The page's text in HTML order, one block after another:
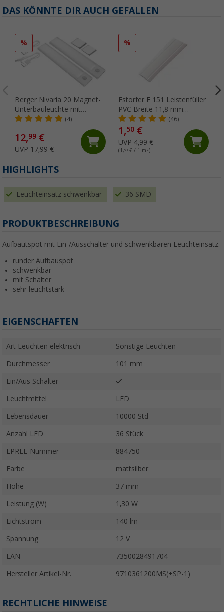
DAS KÖNNTE DIR AUCH GEFALLEN
%
Berger Nivaria 20 Magnet-
Unterbauleuchte mit
Bewegungssensor 2er-Set
(4)
12,99 €
UVP 17,99 €
%
Estorfer E 151 Leistenfüller
PVC Breite 11,8 mm
Meterware weiß(46)
1,50€
UVP 4,99 €
(1,50€ / 1 m²)
HIGHLIGHTS
Leuchteinsatz schwenkbar 36 SMD
PRODUKTBESCHREIBUNG
Aufbautspot mit Ein-/Ausschalter und schwenkbaren Leuchteinsatz.
runder Aufbauspot
schwenkbar
mit Schalter
sehr leuchtstark
EIGENSCHAFTEN
Art Leuchten elektrisch Sonstige Leuchten
Durchmesser 101 mm
Ein/Aus Schalter
Leuchtmittel LED
Lebensdauer 10000 Std
Anzahl LED 36 Stück
EPREL-Nummer 884750
Farbe mattsilber
Höhe 37 mm
Leistung (W) 1,30 W
Lichtstrom 140 lm
Spannung 12 V
EAN 7350028491704
Hersteller Artikel-Nr. 9710361200MS(+SP-1)
RECHTLICHE HINWEISE